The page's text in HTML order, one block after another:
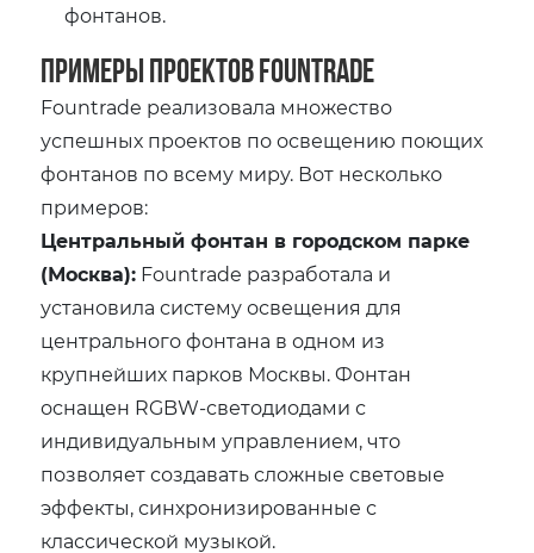
фонтанов.
Примеры проектов Fountrade
Fountrade реализовала множество
успешных проектов по освещению поющих
фонтанов по всему миру. Вот несколько
примеров:
Центральный фонтан в городском парке
(Москва): Fountrade разработала и
установила систему освещения для
центрального фонтана в одном из
крупнейших парков Москвы. Фонтан
оснащен RGBW-светодиодами с
индивидуальным управлением, что
позволяет создавать сложные световые
эффекты, синхронизированные с
классической музыкой.